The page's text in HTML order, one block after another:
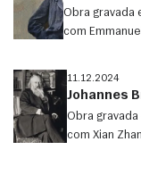
Obra gravada
com
11.12.2024
Johannes
Obra gravada
com Xian